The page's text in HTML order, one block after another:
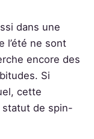
dans une
l’été ne sont
encore des
Si
cette
statut de spin-